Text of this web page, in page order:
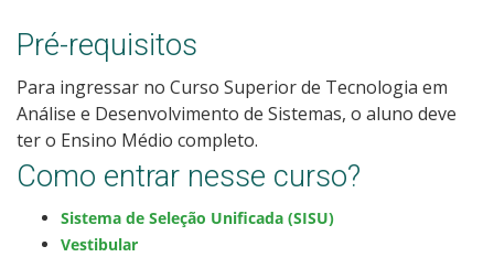
Inscrições e acompanhamento
Orientações para Matrícula
Cadastro de interesse
Pré-requisitos
Para ingressar no Curso Superior de Tecnologia em
Análise e Desenvolvimento de Sistemas, o aluno deve
ter o Ensino Médio completo.
Como entrar nesse curso?
Sistema de Seleção Unificada (SISU)
Vestibular